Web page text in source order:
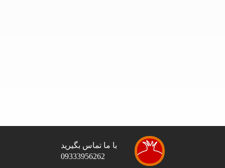
تمامی حقوق این وب سایت برای شرکت نارملا محفوظ است.
با ما تماس بگیرید
09333956262